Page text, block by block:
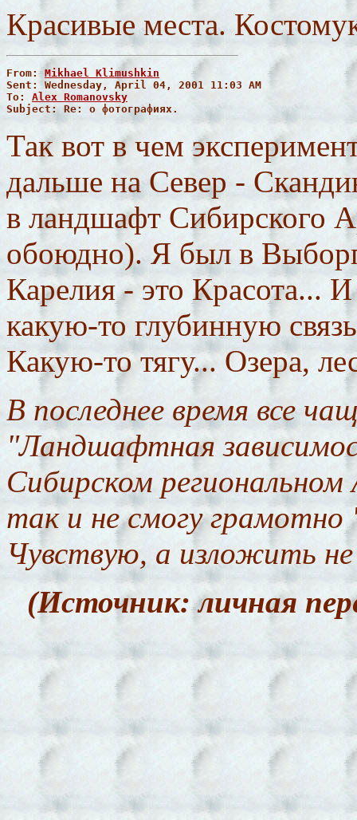
Красивые места.
From: Mikhael Klimushkin
Sent: Wednesday, April 04, 2001 11:03 AM
To: Alex Romanovsky
Subject: Re: о фотографиях.
Так вот в чем
дальше на Север -
в ландшафт Сибирского
обоюдно). Я был в
Карелия - это Красота...
какую-то глубинную
Какую-то тягу... Озера,
В последнее время все
"Ландшафтная
Сибирском
так и не смогу грамотно
Чувствую, а изложить
(Источник: личная